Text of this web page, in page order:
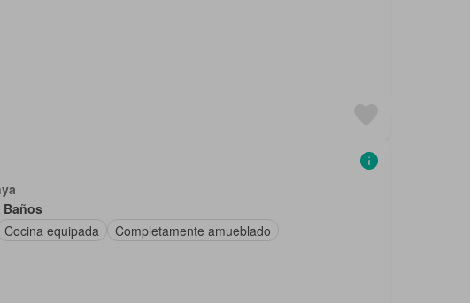
Baños
Cocina equipada Completamente amueblado